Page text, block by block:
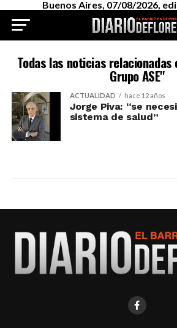
Buenos Aires, 07/08/2026,
Todas las noticias
Grupo ASE"
ACTUALIDAD hace 12 años
Jorge Piva: “se
sistema de salud”